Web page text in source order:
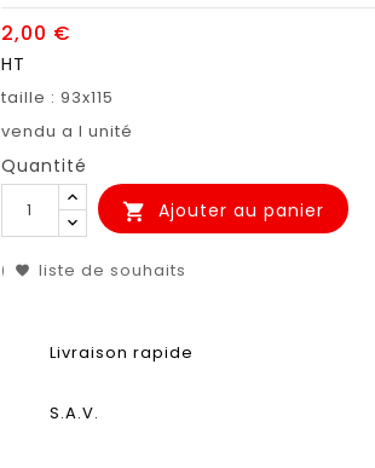
2,00 €
HT
taille : 93x115
vendu a l unité
Quantité
 Ajouter au panier
liste de souhaits
Livraison rapide
S.A.V.